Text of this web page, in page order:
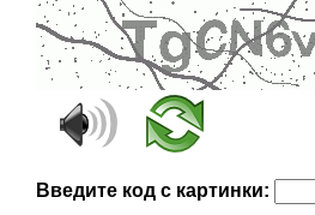
Введите код с картинки: